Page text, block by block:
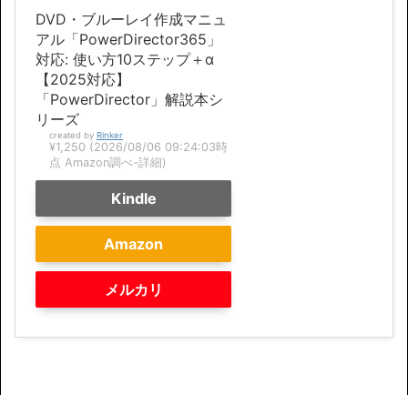
DVD・ブルーレイ作成マニュ
アル「PowerDirector365」
対応: 使い方10ステップ＋α
【2025対応】
「PowerDirector」解説本シ
リーズ
created by Rinker
¥1,250 (2026/08/06 09:24:03時
点 Amazon調べ-詳細)
Kindle
Amazon
メルカリ